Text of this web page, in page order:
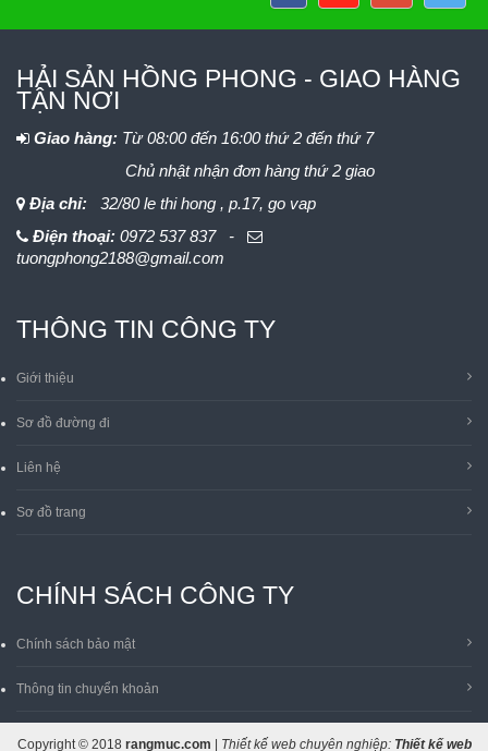
HẢI SẢN HỒNG PHONG - GIAO HÀNG
TẬN NƠI
Giao hàng: Từ 08:00 đến 16:00 thứ 2 đến thứ 7
Chủ nhật nhận đơn hàng thứ 2 giao
Địa chỉ:
32/80 le thi hong , p.17, go vap
Điện thoại: 0972 537 837 -
tuongphong2188@gmail.com
THÔNG TIN CÔNG TY
Giới thiệu
Sơ đồ đường đi
Liên hệ
Sơ đồ trang
CHÍNH SÁCH CÔNG TY
Chính sách bảo mật
Thông tin chuyển khoản
Copyright © 2018 rangmuc.com Thiết kế web chuyên nghiệp: Thiết kế web